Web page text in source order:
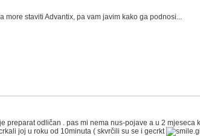
more staviti Advantix, pa vam javim kako ga podnosi...
preparat odličan . pas mi nema nus-pojave a u 2
joj u roku od 10minuta ( skvrčili su se i gecrkt